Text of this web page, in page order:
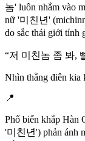
놈' luôn nhắm vào
nữ '미친년'
do sắc thái giới tính
“저 미친놈 좀 봐,
Nhìn thằng điên kia
📍
Phổ biến khắp Hàn
'미친년') phản ánh